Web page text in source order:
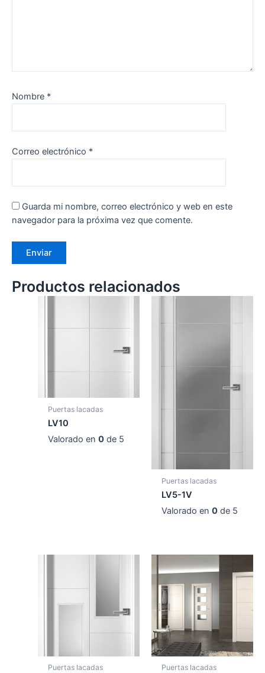
Nombre *
Correo electrónico *
Guarda mi nombre, correo electrónico y web en este
navegador para la próxima vez que comente.
Productos relacionados
Puertas lacadas
LV10
Valorado en0 de 5
Puertas lacadas
LV5-1V
Valorado en0 de 5
Puertas lacadas Puertas lacadas